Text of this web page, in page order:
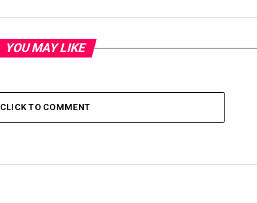
YOU MAY LIKE
CLICK TO COMMENT